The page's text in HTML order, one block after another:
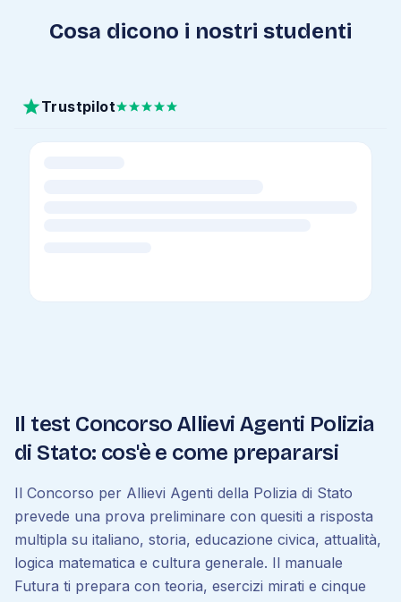
Cosa dicono i nostri studenti
Trustpilot
Il test Concorso Allievi Agenti Polizia
di Stato: cos'è e come prepararsi
Il Concorso per Allievi Agenti della Polizia di Stato
prevede una prova preliminare con quesiti a risposta
multipla su italiano, storia, educazione civica, attualità,
logica matematica e cultura generale. Il manuale
Futura ti prepara con teoria, esercizi mirati e cinque